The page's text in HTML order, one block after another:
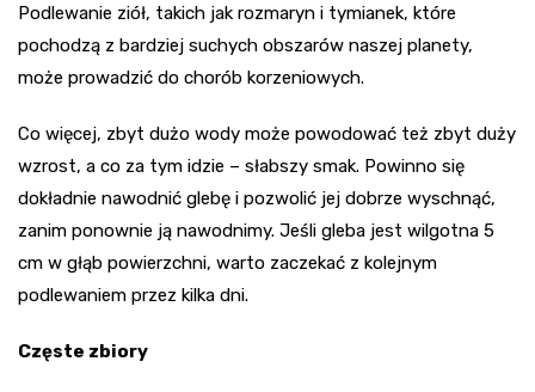
Podlewanie ziół, takich jak rozmaryn i tymianek, które
pochodzą z bardziej suchych obszarów naszej planety,
może prowadzić do chorób korzeniowych.
Co więcej, zbyt dużo wody może powodować też zbyt duży
wzrost, a co za tym idzie – słabszy smak. Powinno się
dokładnie nawodnić glebę i pozwolić jej dobrze wyschnąć,
zanim ponownie ją nawodnimy. Jeśli gleba jest wilgotna 5
cm w głąb powierzchni, warto zaczekać z kolejnym
podlewaniem przez kilka dni.
Częste zbiory